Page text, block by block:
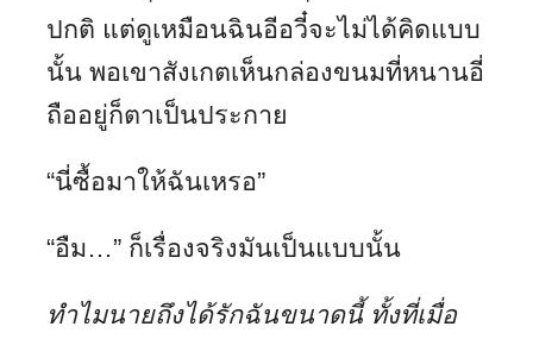
ปกติ แต่ดูเหมือนฉินอีอวี๋จะไม่ได้คิดแบบ
นั้น พอเขาสังเกตเห็นกล่องขนมที่หนานอี่
ถืออยู่ก็ตาเป็นประกาย
“นี่ซื้อมาให้ฉันเหรอ”
“อืม…” ก็เรื่องจริงมันเป็นแบบนั้น
ทำไมนายถึงได้รักฉันขนาดนี้ ทั้งที่เมื่อ